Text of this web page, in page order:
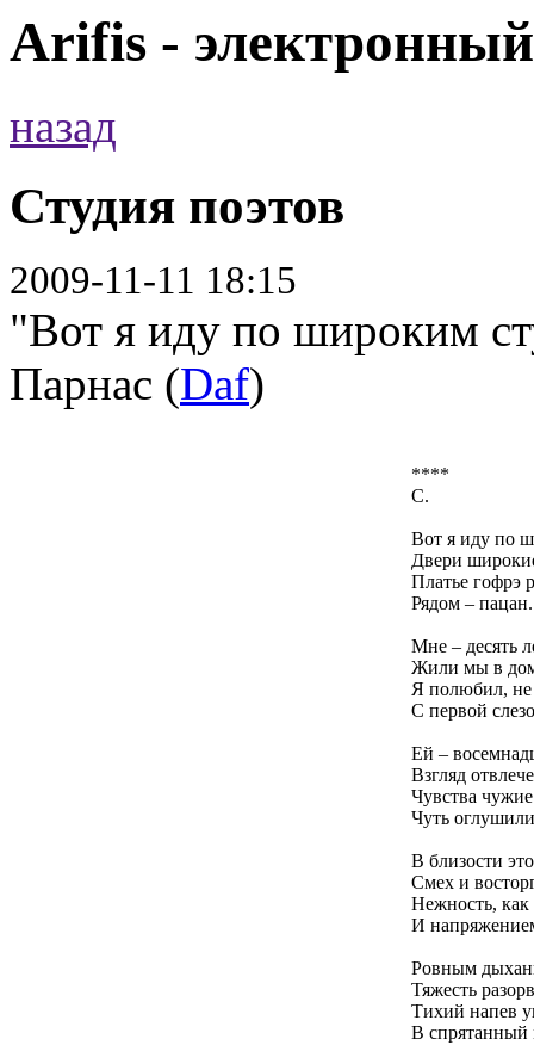
Arifis -
назад
Студия поэтов
2009-11-11 18:15
"Вот я иду по широким
Парнас (Daf)
****
С.
Вот я иду по
Двери
Платье гофрэ
Рядом –
Мне – десять
Жили мы в
Я полюбил, не
С первой
Ей –
Взгляд
Чувства
Чуть
В близости
Смех и
Нежность, как
И
Ровным
Тяжесть
Тихий напев
В спрятанный